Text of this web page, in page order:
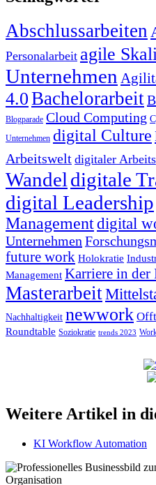
Abschlussarbeiten
Personalarbeit agile
Unternehmen
4.0Bachelorarbeit
Blogparade Cloud Computing
Unternehmen digital Culture
Arbeitswelt digitaler
Wandel digitale
digital Leadership
Managementdigital
Unternehmen
future work Holokratie
Management Karriere in der
Masterarbeit
Nachhaltigkeit newwork
Roundtable Soziokratie trends 2023
Weitere Artikel in
KI Workflow Automation